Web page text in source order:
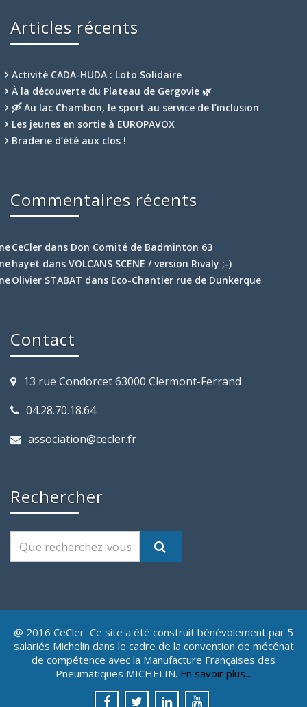
Articles récents
Activité CADA-HUDA : Loto Solidaire
À la découverte du Plateau de Gergovie 🌿
🛶 Au lac Chambon, le sport au service de l’inclusion
Les jeunes en sortie à EUROPAVOX
Braderie d’été aux clos !
Commentaires récents
CeCler dans Don Comité de Badminton 63
hayet dans VOLCANS SCENE / version Rivaly ;-)
Olivier STABAT dans Eco-Chantier rue de Dunkerque
Contact
13 rue Condorcet 63000 Clermont-Ferrand
04.28.70.18.64
association@cecler.fr
Rechercher
@ 2016 CeCler Ce site a été construit bénévolement par 5
salariés Michelin dans le cadre de la convention de mécénat
de compétence avec la Manufacture Françaises des
Pneumatiques MICHELIN. En savoir plus...